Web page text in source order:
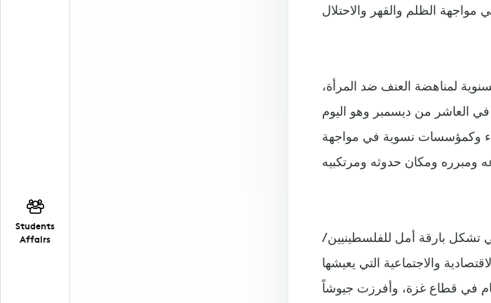
Students
Affairs
لمناهضة العنف ضد المرأة،
العاشر من ديسمبر وهو اليوم
وكمؤسسات نسوية في مواجهة
تشكل بارقة أمل للفلسطينيين/
والاجتماعية التي يعيشها
في قطاع غزة، وأفرزت جيوشاً